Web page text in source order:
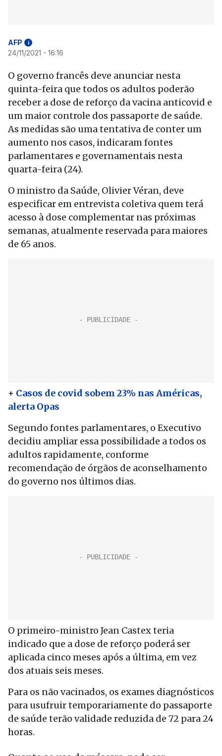
AFP i
24/11/2021 - 16:16
O governo francês deve anunciar nesta
quinta-feira que todos os adultos poderão
receber a dose de reforço da vacina anticovid e
um maior controle dos passaporte de saúde.
As medidas são uma tentativa de conter um
aumento nos casos, indicaram fontes
parlamentares e governamentais nesta
quarta-feira (24).
O ministro da Saúde, Olivier Véran, deve
especificar em entrevista coletiva quem terá
acesso à dose complementar nas próximas
semanas, atualmente reservada para maiores
de 65 anos.
+ Casos de covid sobem 23% nas Américas,
alerta Opas
Segundo fontes parlamentares, o Executivo
decidiu ampliar essa possibilidade a todos os
adultos rapidamente, conforme
recomendação de órgãos de aconselhamento
do governo nos últimos dias.
O primeiro-ministro Jean Castex teria
indicado que a dose de reforço poderá ser
aplicada cinco meses após a última, em vez
dos atuais seis meses.
Para os não vacinados, os exames diagnósticos
para usufruir temporariamente do passaporte
de saúde terão validade reduzida de 72 para 24
horas.